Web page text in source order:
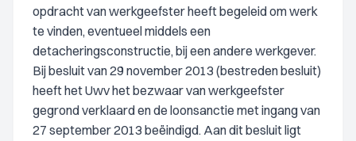
opdracht van werkgeefster heeft begeleid om werk
te vinden, eventueel middels een
detacheringsconstructie, bij een andere werkgever.
Bij besluit van 29 november 2013 (bestreden besluit)
heeft het Uwv het bezwaar van werkgeefster
gegrond verklaard en de loonsanctie met ingang van
27 september 2013 beëindigd. Aan dit besluit ligt